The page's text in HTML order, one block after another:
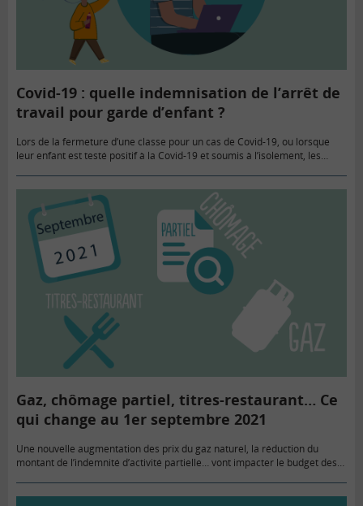
Covid-19 : quelle indemnisation de l’arrêt de
travail pour garde d’enfant ?
Lors de la fermeture d’une classe pour un cas de Covid-19, ou lorsque
leur enfant est testé positif à la Covid-19 et soumis à l’isolement, les
Gaz, chômage partiel, titres-restaurant… Ce
qui change au 1er septembre 2021
Une nouvelle augmentation des prix du gaz naturel, la réduction du
montant de l’indemnité d’activité partielle… vont impacter le budget des